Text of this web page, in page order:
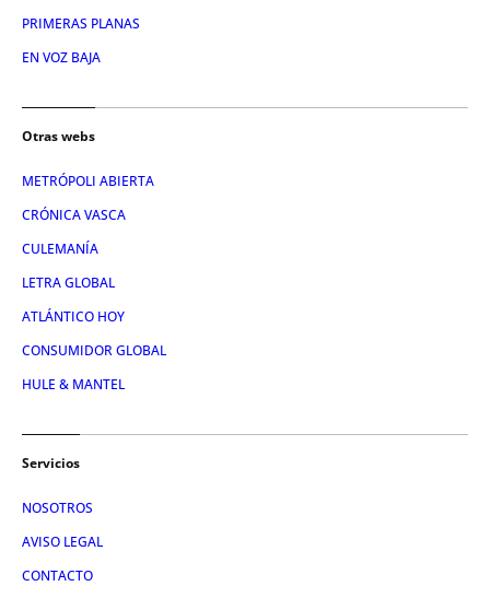
PRIMERAS PLANAS
EN VOZ BAJA
Otras webs
METRÓPOLI ABIERTA
CRÓNICA VASCA
CULEMANÍA
LETRA GLOBAL
ATLÁNTICO HOY
CONSUMIDOR GLOBAL
HULE & MANTEL
Servicios
NOSOTROS
AVISO LEGAL
CONTACTO